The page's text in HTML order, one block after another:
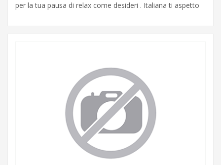
per la tua pausa di relax come desideri . Italiana ti aspetto